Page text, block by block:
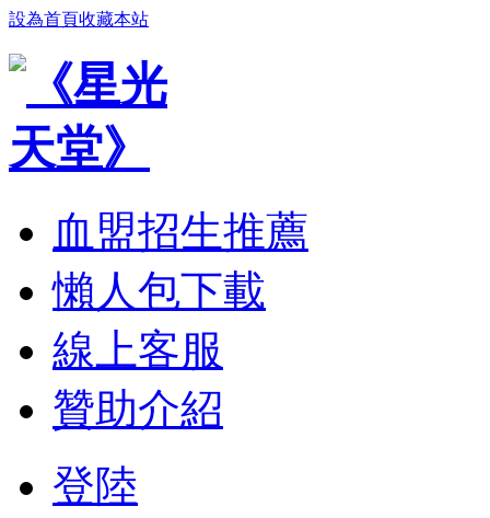
設為首頁收藏本站
血盟招生推薦
懶人包下載
線上客服
贊助介紹
登陸